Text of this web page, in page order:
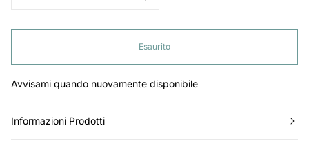
Esaurito
Avvisami quando nuovamente disponibile
Informazioni Prodotti